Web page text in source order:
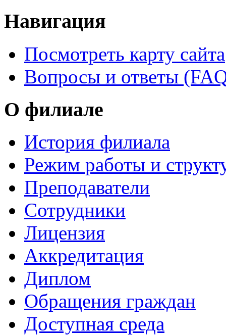
Навигация
Посмотреть карту сайта
Вопросы и ответы
О филиале
История филиала
Режим работы и
Преподаватели
Сотрудники
Лицензия
Аккредитация
Диплом
Обращения граждан
Доступная среда